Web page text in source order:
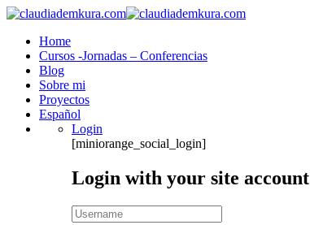
Home
Cursos -Jornadas – Conferencias
Blog
Sobre mi
Proyectos
Español
Login
[miniorange_social_login]
Login with your site account